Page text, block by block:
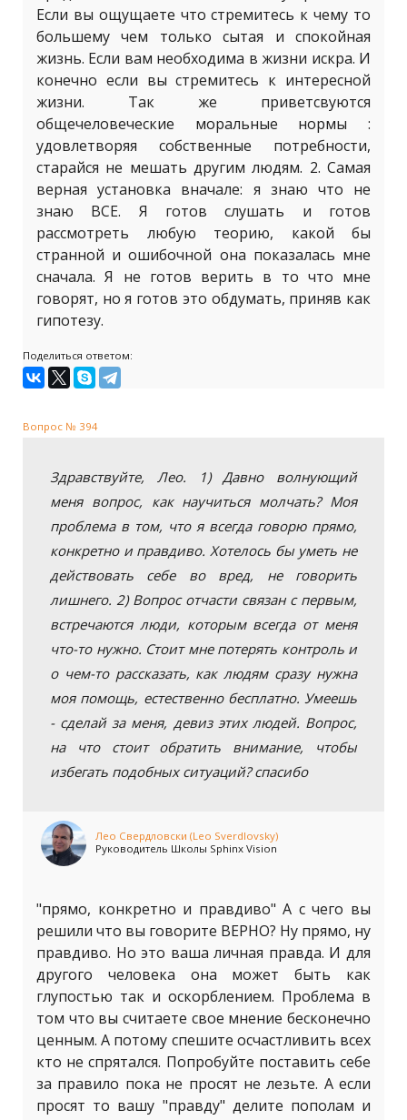
Если вы ощущаете что стремитесь к чему то
большему чем только сытая и спокойная
жизнь. Если вам необходима в жизни искра. И
конечно если вы стремитесь к интересной
жизни. Так же приветсвуются
общечеловеческие моральные нормы :
удовлетворяя собственные потребности,
старайся не мешать другим людям. 2. Самая
верная установка вначале: я знаю что не
знаю ВСЕ. Я готов слушать и готов
рассмотреть любую теорию, какой бы
странной и ошибочной она показалась мне
сначала. Я не готов верить в то что мне
говорят, но я готов это обдумать, приняв как
гипотезу.
Поделиться ответом:
Вопрос № 394
Здравствуйте, Лео. 1) Давно волнующий
меня вопрос, как научиться молчать? Моя
проблема в том, что я всегда говорю прямо,
конкретно и правдиво. Хотелось бы уметь не
действовать себе во вред, не говорить
лишнего. 2) Вопрос отчасти связан с первым,
встречаются люди, которым всегда от меня
что-то нужно. Стоит мне потерять контроль и
о чем-то рассказать, как людям сразу нужна
моя помощь, естественно бесплатно. Умеешь
- сделай за меня, девиз этих людей. Вопрос,
на что стоит обратить внимание, чтобы
избегать подобных ситуаций? спасибо
Лео Свердловски (Leo Sverdlovsky)
Руководитель Школы Sphinx Vision
"прямо, конкретно и правдиво" А с чего вы
решили что вы говорите ВЕРНО? Ну прямо, ну
правдиво. Но это ваша личная правда. И для
другого человека она может быть как
глупостью так и оскорблением. Проблема в
том что вы считаете свое мнение бесконечно
ценным. А потому спешите осчастливить всех
кто не спрятался. Попробуйте поставить себе
за правило пока не просят не лезьте. А если
просят то вашу "правду" делите пополам и